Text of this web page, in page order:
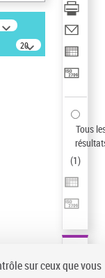
20
résultats/page
Tous
(1)
sur ceux que vous